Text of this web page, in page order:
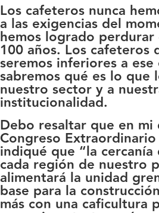
Los cafeteros nunca
a las exigencias del
hemos logrado
100 años. Los cafeteros
seremos inferiores a
sabremos qué es lo que
nuestro sector y a
institucionalidad.
Debo resaltar que en mi
Congreso
indiqué que “la
cada región de nuestro
alimentará la unidad
base para la
más con una caficultura